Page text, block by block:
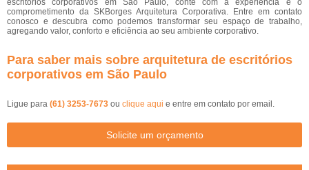
comprometimento da SKBorges Arquitetura Corporativa. Entre em contato
conosco e descubra como podemos transformar seu espaço de trabalho,
agregando valor, conforto e eficiência ao seu ambiente corporativo.
Para saber mais sobre arquitetura de escritórios
corporativos em São Paulo
Ligue para (61) 3253-7673 ou clique aqui e entre em contato por email.
Solicite um orçamento